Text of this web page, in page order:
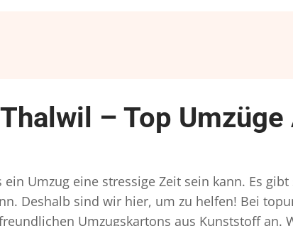
– Top
Umzug eine stressige Zeit sein kann. Es
Deshalb sind wir hier, um zu helfen! Bei
Umzugskartons aus Kunststoff an.